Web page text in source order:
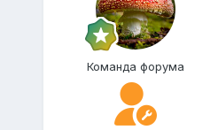
Команда форума